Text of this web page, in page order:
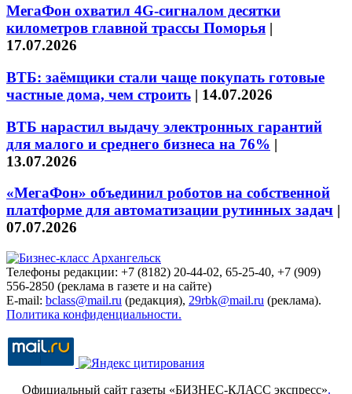
МегаФон охватил 4G-сигналом десятки
километров главной трассы Поморья |
17.07.2026
ВТБ: заёмщики стали чаще покупать готовые
частные дома, чем строить | 14.07.2026
ВТБ нарастил выдачу электронных гарантий
для малого и среднего бизнеса на 76% |
13.07.2026
«МегаФон» объединил роботов на собственной
платформе для автоматизации рутинных задач |
07.07.2026
Телефоны редакции: +7 (8182) 20-44-02, 65-25-40, +7 (909)
556-2850 (реклама в газете и на сайте)
E-mail: bclass@mail.ru (редакция), 29rbk@mail.ru (реклама).
Политика конфиденциальности.
Официальный сайт газеты «БИЗНЕС-КЛАСС экспресс».